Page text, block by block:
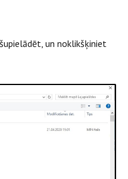
un noklikšķiniet